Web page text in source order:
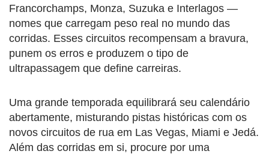
Francorchamps, Monza, Suzuka e Interlagos —
nomes que carregam peso real no mundo das
corridas. Esses circuitos recompensam a bravura,
punem os erros e produzem o tipo de
ultrapassagem que define carreiras.
Uma grande temporada equilibrará seu calendário
abertamente, misturando pistas históricas com os
novos circuitos de rua em Las Vegas, Miami e Jedá.
Além das corridas em si, procure por uma